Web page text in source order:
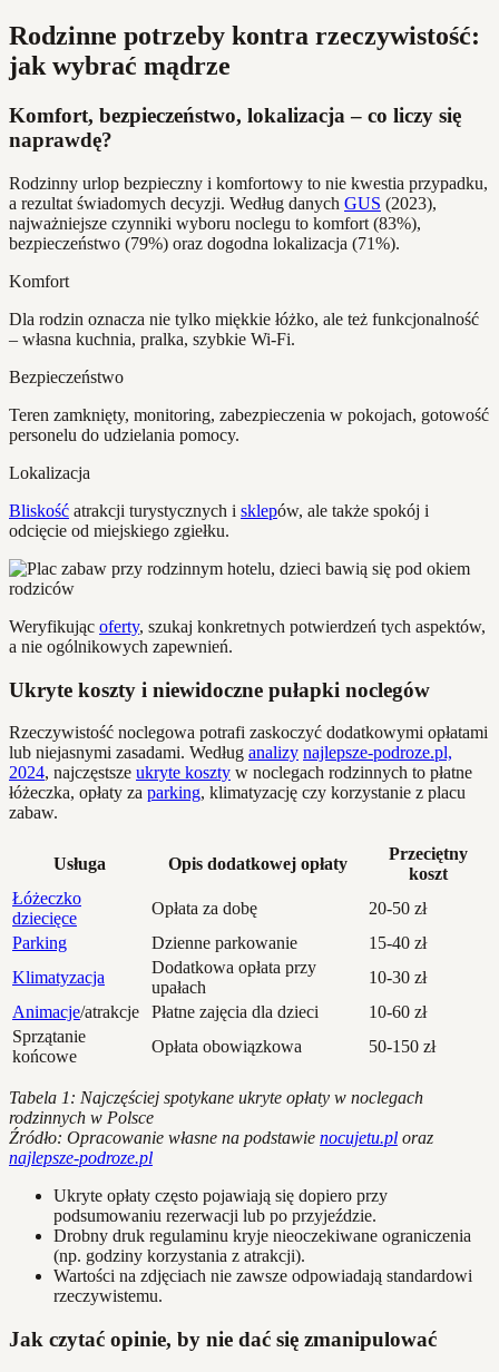
Rodzinne potrzeby kontra rzeczywistość:
jak wybrać mądrze
Komfort, bezpieczeństwo, lokalizacja – co liczy się
naprawdę?
Rodzinny urlop bezpieczny i komfortowy to nie kwestia przypadku,
a rezultat świadomych decyzji. Według danych GUS (2023),
najważniejsze czynniki wyboru noclegu to komfort (83%),
bezpieczeństwo (79%) oraz dogodna lokalizacja (71%).
Komfort
Dla rodzin oznacza nie tylko miękkie łóżko, ale też funkcjonalność
– własna kuchnia, pralka, szybkie Wi-Fi.
Bezpieczeństwo
Teren zamknięty, monitoring, zabezpieczenia w pokojach, gotowość
personelu do udzielania pomocy.
Lokalizacja
Bliskość atrakcji turystycznych i sklepów, ale także spokój i
odcięcie od miejskiego zgiełku.
Weryfikując oferty, szukaj konkretnych potwierdzeń tych aspektów,
a nie ogólnikowych zapewnień.
Ukryte koszty i niewidoczne pułapki noclegów
Rzeczywistość noclegowa potrafi zaskoczyć dodatkowymi opłatami
lub niejasnymi zasadami. Według analizy najlepsze-podroze.pl,
2024, najczęstsze ukryte koszty w noclegach rodzinnych to płatne
łóżeczka, opłaty za parking, klimatyzację czy korzystanie z placu
zabaw.
Usługa Opis dodatkowej opłaty
Przeciętny
koszt
Łóżeczko
dziecięce
Opłata za dobę
20-50 zł
Parking
Dzienne parkowanie
15-40 zł
Klimatyzacja
Dodatkowa opłata przy
upałach
10-30 zł
Animacje/atrakcje Płatne zajęcia dla dzieci
10-60 zł
Sprzątanie
końcowe
Opłata obowiązkowa 50-150 zł
Tabela 1: Najczęściej spotykane ukryte opłaty w noclegach
rodzinnych w Polsce
Źródło: Opracowanie własne na podstawie nocujetu.pl oraz
najlepsze-podroze.pl
Ukryte opłaty często pojawiają się dopiero przy
podsumowaniu rezerwacji lub po przyjeździe.
Drobny druk regulaminu kryje nieoczekiwane ograniczenia
(np. godziny korzystania z atrakcji).
Wartości na zdjęciach nie zawsze odpowiadają standardowi
rzeczywistemu.
Jak czytać opinie, by nie dać się zmanipulować